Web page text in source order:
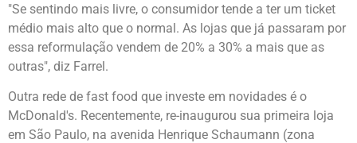
"Se sentindo mais livre, o consumidor tende a ter um ticket
médio mais alto que o normal. As lojas que já passaram por
essa reformulação vendem de 20% a 30% a mais que as
outras", diz Farrel.
Outra rede de fast food que investe em novidades é o
McDonald's. Recentemente, re-inaugurou sua primeira loja
em São Paulo, na avenida Henrique Schaumann (zona